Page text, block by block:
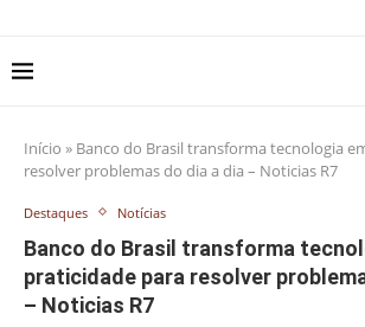
Início » Banco do Brasil transforma tecnologia
resolver problemas do dia a dia – Noticias R7
Destaques Notícias
Banco do Brasil transforma
praticidade para resolver
– Noticias R7